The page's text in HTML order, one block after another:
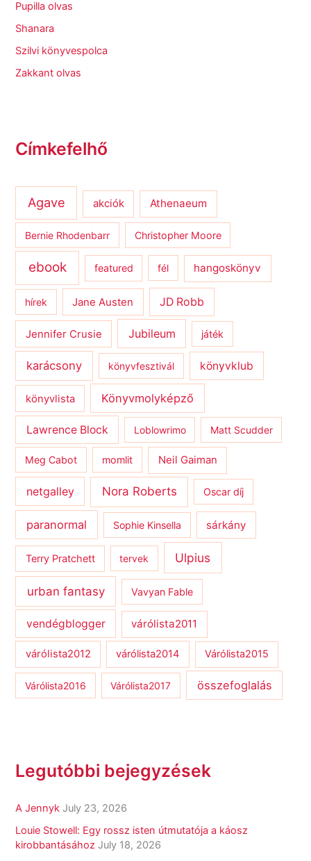
Pupilla olvas
Shanara
Szilvi könyvespolca
Zakkant olvas
Címkefelhő
Agave akciók Athenaeum
Bernie Rhodenbarr Christopher Moore
ebook featured fél hangoskönyv
hírek Jane Austen JD Robb
Jennifer Crusie Jubileum játék
karácsony könyvfesztivál könyvklub
könyvlista Könyvmolyképző
Lawrence Block Loblowrimo Matt Scudder
Meg Cabot momlit Neil Gaiman
netgalley Nora Roberts Oscar díj
paranormal Sophie Kinsella sárkány
Terry Pratchett tervek Ulpius
urban fantasy Vavyan Fable
vendégblogger várólista2011
várólista2012 várólista2014 Várólista2015
Várólista2016 Várólista2017 összefoglalás
Legutóbbi bejegyzések
A Jennyk July 23, 2026
Louie Stowell: Egy ​rossz isten útmutatója a káosz
kirobbantásához July 18, 2026